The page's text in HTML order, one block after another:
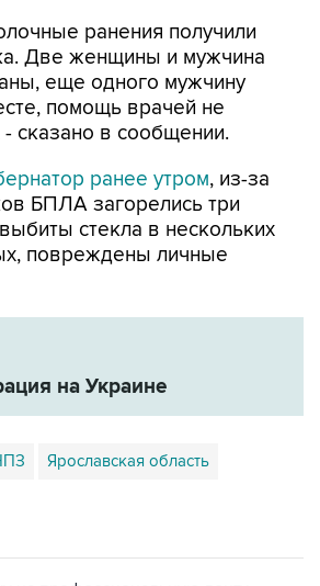
ранения получили
Две женщины и мужчина
еще одного мужчину
помощь врачей не
- сказано в сообщении.
ранее утром, из-за
БПЛА загорелись три
стекла в нескольких
повреждены личные
на Украине
Ярославская область